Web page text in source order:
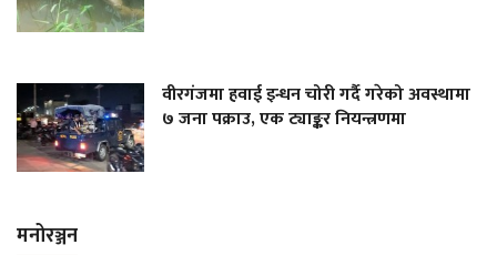
वीरगंजमा हवाई इन्धन चोरी गर्दै गरेको अवस्थामा
७ जना पक्राउ, एक ट्याङ्कर नियन्त्रणमा
मनोरञ्जन